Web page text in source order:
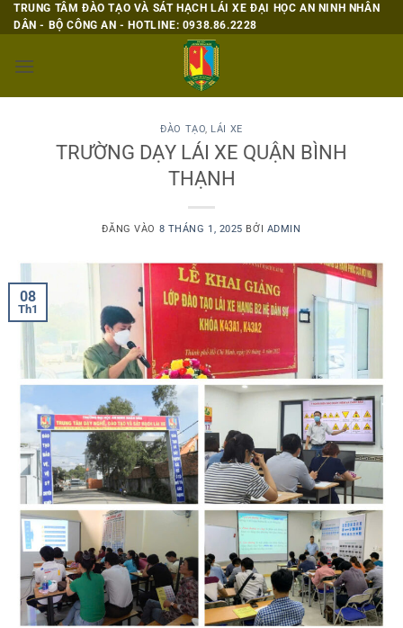
Bỏ
qua
dung
TRUNG TÂM ĐÀO TẠO VÀ SÁT HẠCH LÁI XE ĐẠI HỌC AN NINH NHÂN
DÂN - BỘ CÔNG AN - HOTLINE: 0938.86.2228
ĐÀO TẠO, LÁI XE
TRƯỜNG DẠY LÁI XE QUẬN BÌNH
THẠNH
ĐĂNG VÀO 8 THÁNG 1, 2025 BỞI ADMIN
08
Th1